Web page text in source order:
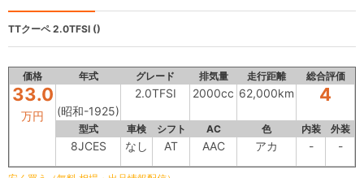
TTクーペ2.0TFSI ()
価格 年式 グレード 排気量 走行距離 総合評価
33.0
万円 (昭和-1925)
2.0TFSI 2000cc 62,000km 4
型式 車検 シフト AC 色 内装 外装
8JCES なし AT AAC アカ - -